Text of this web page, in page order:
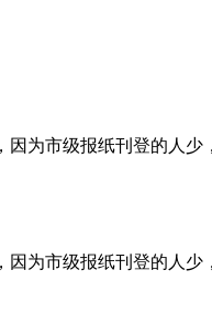
为市级报纸刊登的人少
为市级报纸刊登的人少